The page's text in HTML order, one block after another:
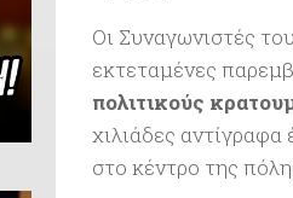
Οι Συναγωνιστές του
εκτεταμένες
πολιτικούς
χιλιάδες
στο κέντρο της